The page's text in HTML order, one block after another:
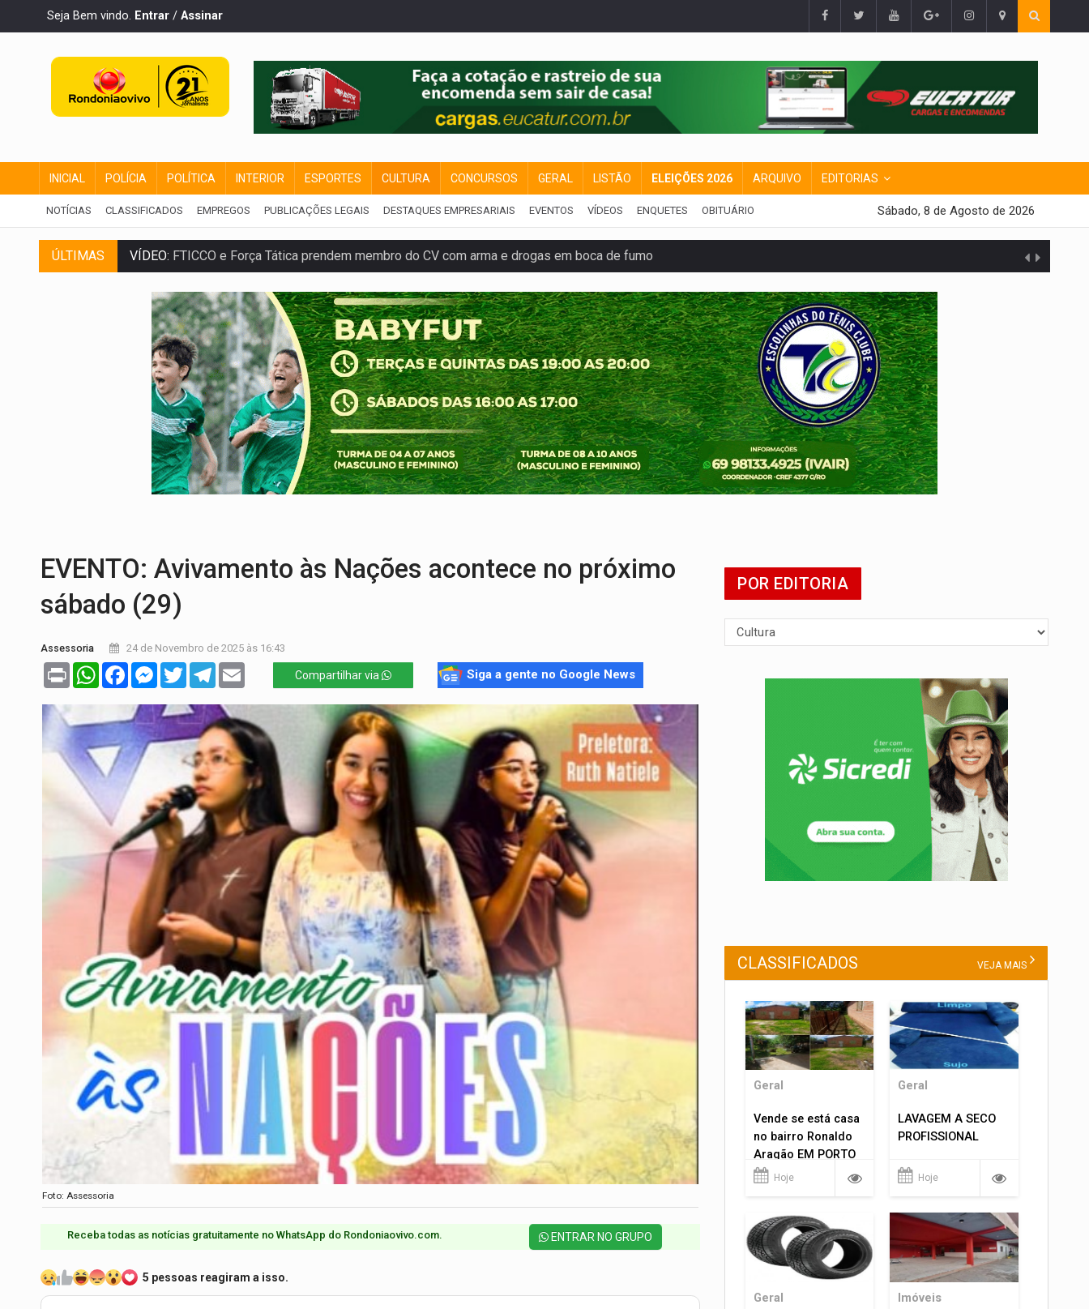
Seja Bem vindo. Entrar / Assinar
INICIAL POLÍCIA POLÍTICA INTERIOR ESPORTES CULTURA CONCURSOS GERAL LISTÃO ELEIÇÕES 2026 ARQUIVO EDITORIAS
NOTÍCIAS CLASSIFICADOS EMPREGOS PUBLICAÇÕES LEGAIS DESTAQUES EMPRESARIAIS EVENTOS VÍDEOS ENQUETES OBITUÁRIO Sábado, 8 de Agosto de 2026
ÚLTIMAS VÍDEO: FTICCO e Força Tática prendem membro do CV com arma e drogas em boca de fumo
INCLUSÃO:Prefeitura fortalece parceria com a APAE para ampliar ações voltadas a PCD's
DEFESA:Exército testa inovações no combate a drones durante exercício antiaéreo
TEMAS SOCIOAMBIENTAIS:Em Itapuã do Oeste, CINEMAZÔNIA leva cinema amazônico a estudantes na escola
PREVISÃO:Interior de Rondônia terá sábado (8) de calor intenso e tempo firme
INFRAESTRUTURA:Após quase 30 anos de espera, asfalto chega ao bairro Nova Esperança
A ILHA:Coreografia de Rondônia estreia na programação do Festival de Dança de Joinville
ELEIÇÕES 2026: Sgt. Mouza esclarece 'erro de digitação' em declaração de patrimônio de R$ 29 mi
EVENTO: Avivamento às Nações acontece no próximo
sábado (29)
Assessoria 24 de Novembro de 2025 às 16:43
Print WhatsAppFacebookMessenger
TwitterTelegram Compartilhar via Siga a gente no Google News
Foto: Assessoria
Receba todas as notícias gratuitamente no WhatsApp do Rondoniaovivo.com.​ ENTRAR NO GRUPO
5 pessoas reagiram a isso.
POR EDITORIA
CLASSIFICADOS VEJA MAIS
Geral
Vende se está casa
no bairro Ronaldo
Aragão EM PORTO
VELHO RO.
Hoje
Geral
LAVAGEM A SECO
PROFISSIONAL
Hoje
Geral Imóveis